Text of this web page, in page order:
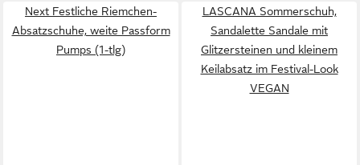
Next Festliche Riemchen-
Absatzschuhe, weite Passform
Pumps (1-tlg)
LASCANA Sommerschuh,
Sandalette Sandale mit
Glitzersteinen und kleinem
Keilabsatz im Festival-Look
VEGAN